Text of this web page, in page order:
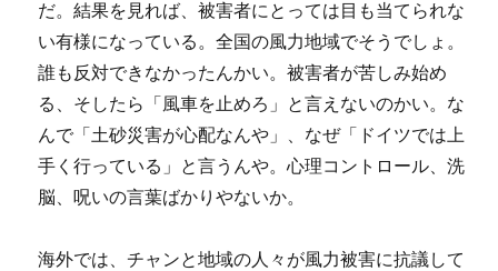
だ。結果を見れば、被害者にとっては目も当てられな
い有様になっている。全国の風力地域でそうでしょ。
誰も反対できなかったんかい。被害者が苦しみ始め
る、そしたら「風車を止めろ」と言えないのかい。な
んで「土砂災害が心配なんや」、なぜ「ドイツでは上
手く行っている」と言うんや。心理コントロール、洗
脳、呪いの言葉ばかりやないか。
海外では、チャンと地域の人々が風力被害に抗議して